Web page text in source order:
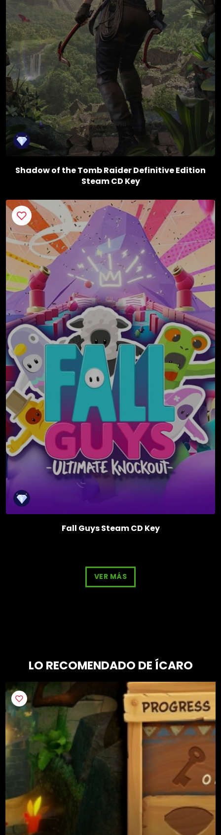
Shadow of the Tomb Raider Definitive Edition
Steam CD Key
Fall Guys Steam CD Key
VER MÁS
LO RECOMENDADO DE ÍCARO